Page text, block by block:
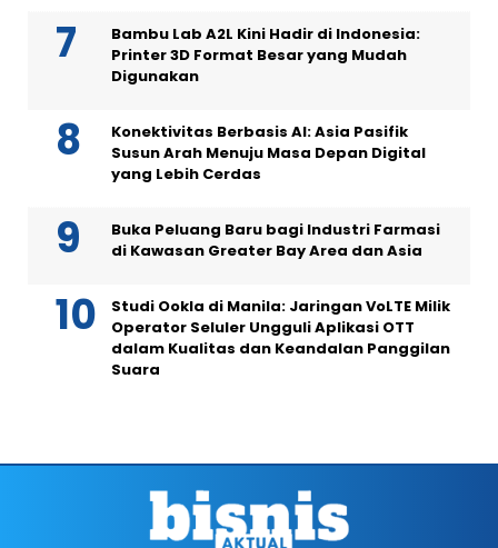
Bambu Lab A2L Kini Hadir di Indonesia:
Printer 3D Format Besar yang Mudah
Digunakan
Konektivitas Berbasis AI: Asia Pasifik
Susun Arah Menuju Masa Depan Digital
yang Lebih Cerdas
Buka Peluang Baru bagi Industri Farmasi
di Kawasan Greater Bay Area dan Asia
Studi Ookla di Manila: Jaringan VoLTE Milik
Operator Seluler Ungguli Aplikasi OTT
dalam Kualitas dan Keandalan Panggilan
Suara